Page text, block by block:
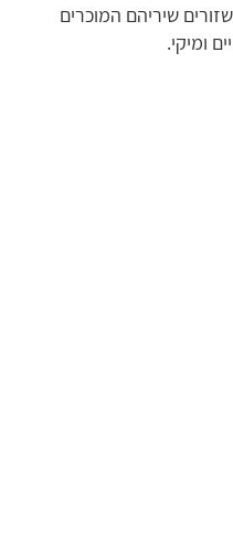
שיריהם המוכרים
ומיקי.